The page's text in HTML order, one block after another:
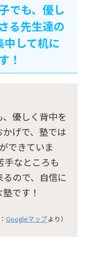
でも、優し
る先生達の
中して机に
！
優しく背中を
げで、塾では
できていま
手なところも
ので、自信に
です！
Googleマップより）